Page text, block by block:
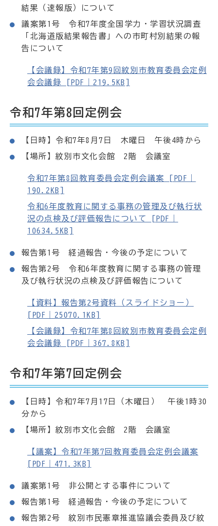
結果（速報版）について
議案第1号 令和7年度全国学力・学習状況調査
「北海道版結果報告書」への市町村別結果の報
告について
【会議録】令和7年第9回紋別市教育委員会定例
会会議録 [PDF｜219.5KB]
令和7年第8回定例会
【日時】令和7年8月7日 木曜日 午後4時から
【場所】紋別市文化会館 2階 会議室
令和7年第8回教育委員会定例会議案 [PDF｜
190.2KB]
令和6年度教育に関する事務の管理及び執行状
況の点検及び評価報告について [PDF｜
10634.5KB]
報告第1号 経過報告・今後の予定について
報告第2号 令和6年度教育に関する事務の管理
及び執行状況の点検及び評価報告について
【資料】報告第2号資料（スライドショー）
[PDF｜25070.1KB]
【会議録】令和7年第8回紋別市教育委員会定例
会会議録 [PDF｜367.8KB]
令和7年第7回定例会
【日時】令和7年7月17日（木曜日） 午後1時30
分から
【場所】紋別市文化会館 2階 会議室
【議案】令和7年第7回教育委員会定例会議案
[PDF｜471.3KB]
議案第1号 非公開とする事件について
報告第1号 経過報告・今後の予定について
報告第2号 紋別市民憲章推進協議会委員及び紋